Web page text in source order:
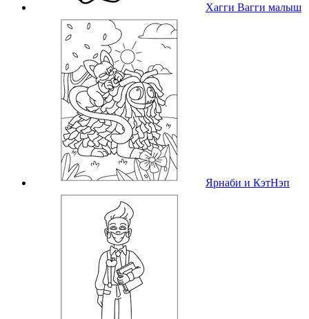
Хагги Вагги малыш
Ярнаби и КэтНэп